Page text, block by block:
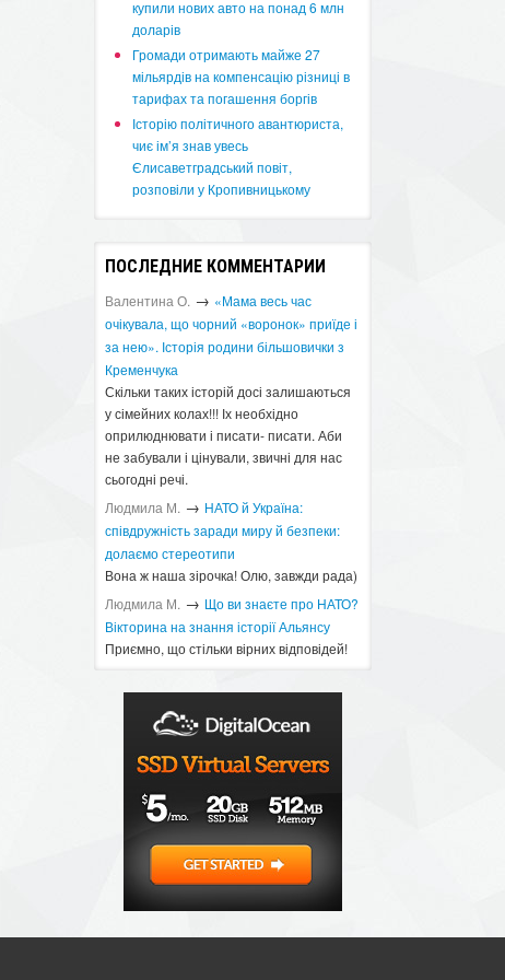
купили нових авто на понад 6 млн
доларів
​Громади отримають майже 27
мільярдів на компенсацію різниці в
тарифах та погашення боргів
Історію політичного авантюриста,
чиє ім’я знав увесь
Єлисаветградський повіт,
розповіли у Кропивницькому
ПОСЛЕДНИЕ КОММЕНТАРИИ
Валентина О. → «Мама весь час
очікувала, що чорний «воронок» приїде і
за нею». Історія родини більшовички з
Кременчука
Скільки таких історій досі залишаються
у сімейних колах!!! Іх необхідно
оприлюднювати і писати- писати. Аби
не забували і цінували, звичні для нас
сьогодні речі.
Людмила М. → ​НАТО й Україна:
співдружність заради миру й безпеки:
долаємо стереотипи
Вона ж наша зірочка! Олю, завжди рада)
Людмила М. → Що ви знаєте про НАТО?
Вікторина на знання історії Альянсу ​
Приємно, що стільки вірних відповідей!